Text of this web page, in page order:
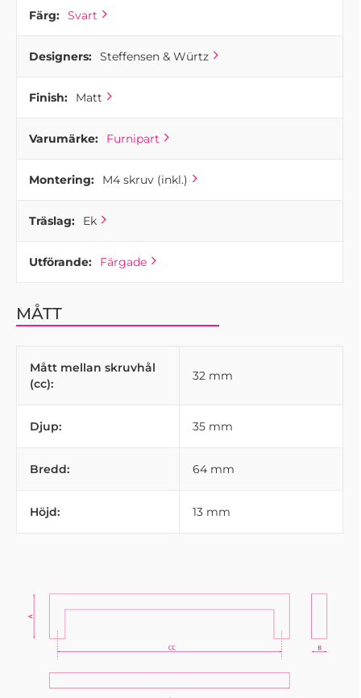
Färg: Svart
Designers: Steffensen & Würtz
Finish: Matt
Varumärke: Furnipart
Montering: M4 skruv (inkl.)
Träslag: Ek
Utförande: Färgade
MÅTT
Mått mellan skruvhål
(cc):
32 mm
Djup: 35 mm
Bredd: 64 mm
Höjd: 13 mm